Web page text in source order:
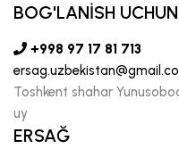
BOG'LANİSH UCHUN
+998 97 17 81 713
Toshkent shahar
uy
ERSAĞ